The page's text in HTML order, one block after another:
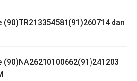
(90)TR213354581(91)260714 dan
(90)NA26210100662(91)241203